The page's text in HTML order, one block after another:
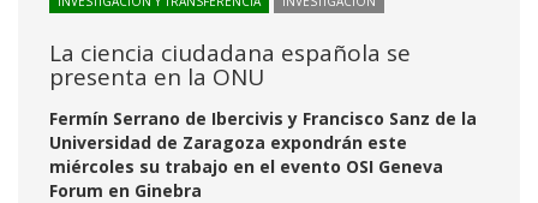
La ciencia ciudadana española se
presenta en la ONU
Fermín Serrano de Ibercivis y Francisco Sanz de la
Universidad de Zaragoza expondrán este
miércoles su trabajo en el evento OSI Geneva
Forum en Ginebra